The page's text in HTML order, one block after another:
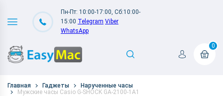
Пн-Пт: 10:00-17:00, Сб:10:00-
15:00 Telegram Viber
WhatsApp
0
Главная Гаджеты
Нарученные часы
Мужские часы Casio G-SHOCK GA-2100-1A1